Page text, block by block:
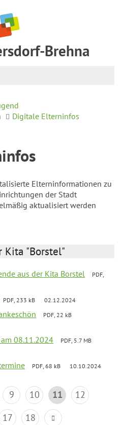
Brehna
Digitale Elterninfos
Elterninformationen zu
der Stadt
aktualisiert werden
Kita "Borstel"
aus der Kita Borstel
PDF,
PDF, 233 kB 02.12.2024
PDF, 22 kB
08.11.2024
PDF, 5.7 MB
PDF, 68 kB 10.10.2024
9 10 11
12
17 18